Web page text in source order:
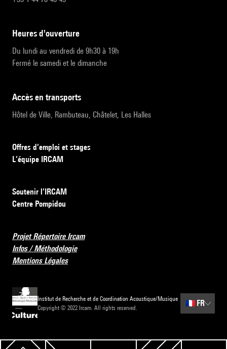
heures d'ouverture
Du lundi au vendredi de 9h30 à 19h
Fermé le samedi et le dimanche
accès en transports
Hôtel de Ville, Rambuteau, Châtelet, Les Halles
Offres d’emploi et stages
L’équipe IRCAM
Soutenir l’IRCAM
Centre Pompidou
Projet Répertoire Ircam
Infos / Méthodologie
Mentions Légales
Institut de Recherche et de Coordination Acoustique/Musique
Copyright © 2022 Ircam. All rights reserved.
🇫🇷 FR